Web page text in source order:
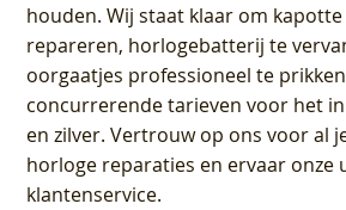
houden. Wij staat klaar om
repareren, horlogebatterij te
oorgaatjes professioneel te
concurrerende tarieven voor het
en zilver. Vertrouw op ons voor al
horloge reparaties en ervaar onze
klantenservice.